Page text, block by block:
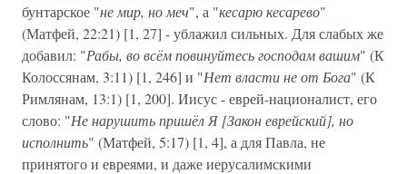
бунтарское "не мир, но меч", а "кесарю кесарево"
(Матфей, 22:21) [1, 27] - ублажил сильных. Для слабых же
добавил: "Рабы, во всём повинуйтесь господам вашим" (К
Колоссянам, 3:11) [1, 246] и "Нет власти не от Бога" (К
Римлянам, 13:1) [1, 200]. Иисус - еврей-националист, его
слово: "Не нарушить пришёл Я [Закон еврейский], но
исполнить" (Матфей, 5:17) [1, 4], а для Павла, не
принятого и евреями, и даже иерусалимскими